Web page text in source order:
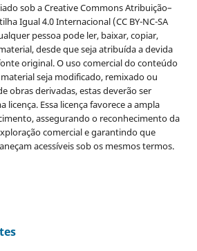
sob a Creative Commons Atribuição–
Igual 4.0 Internacional (CC BY-NC-SA
pessoa pode ler, baixar, copiar,
desde que seja atribuída a devida
original. O uso comercial do conteúdo
seja modificado, remixado ou
obras derivadas, estas deverão ser
licença. Essa licença favorece a ampla
assegurando o reconhecimento da
comercial e garantindo que
acessíveis sob os mesmos termos.